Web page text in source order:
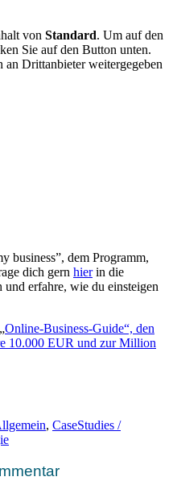
von Standard. Um auf den
Sie auf den Button unten.
an Drittanbieter weitergegeben
business”, dem Programm,
dich gern hierin die
und erfahre, wie du einsteigen
Online-Business-Guide“, den
10.000 EUR und zur Million
, CaseStudies /